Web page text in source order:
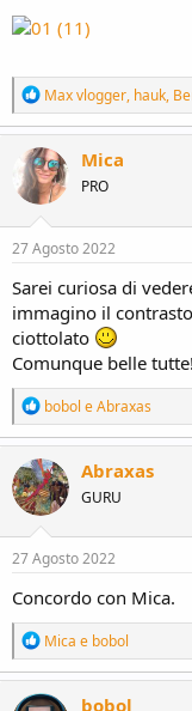
R
e
a
c
t
i
o
n
s
Max vlogger, hauk,
Mica
PRO
27 Agosto 2022
Sarei curiosa di
immagino il
ciottolato
Comunque belle tutte!
R
e
a
c
t
i
o
n
s
bobol eAbraxas
Abraxas
GURU
27 Agosto 2022
Concordo con Mica.
R
e
a
c
Mica e bobol
bobol